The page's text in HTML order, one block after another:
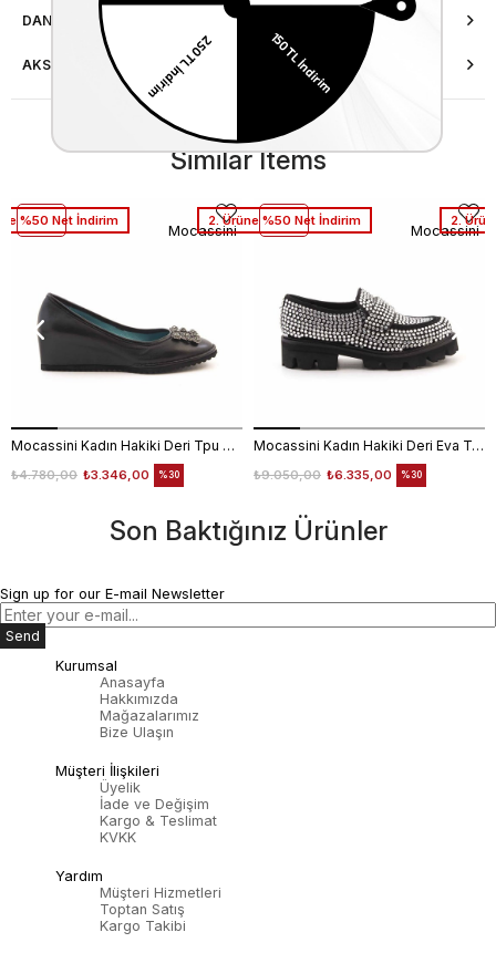
DANIŞMA HATTI
AKSESUAR ONARIMI
Similar Items
Mocassini Kadın Hakiki Deri Tpu Taban Siyah Günlük Ayakkabı
₺3.346,00
₺4.780,00 %30
%50 Net İndirim
Mocassini
Mocassini Kadın Hakiki Deri Eva Taban Beyaz Günlük Ayakkabı
₺6.335,00
₺9.050,00 %30
2. Ürüne %50 Net İndirim
Mocassini
2.
Son Baktığınız Ürünler
Sign up for our E-mail Newsletter
Send
Kurumsal
Anasayfa
Hakkımızda
Mağazalarımız
Bize Ulaşın
Müşteri İlişkileri
Üyelik
İade ve Değişim
Kargo & Teslimat
KVKK
Yardım
Müşteri Hizmetleri
Toptan Satış
Kargo Takibi